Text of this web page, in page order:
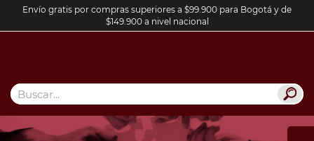
Envío gratis por compras superiores a $99.900 para Bogotá y de
$149.900 a nivel nacional